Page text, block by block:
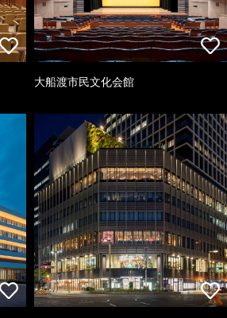
大船渡市民文化会館